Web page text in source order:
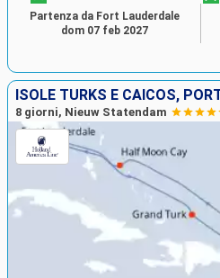
Partenza da Fort Lauderdale
dom 07 feb 2027
8 giorni, Nieuw Statendam